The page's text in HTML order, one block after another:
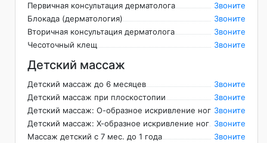
Первичная консультация дерматолога
Звоните
Блокада (дерматология)
Звоните
Вторичная консультация дерматолога
Звоните
Чесоточный клещ
Звоните
Детский массаж
Детский массаж до 6 месяцев
Звоните
Детский массаж при плоскостопии
Звоните
Детский массаж: О-образное искривление ног Звоните
Детский массаж: Х-образное искривление ног Звоните
Массаж детский с 7 мес. до 1 года
Звоните